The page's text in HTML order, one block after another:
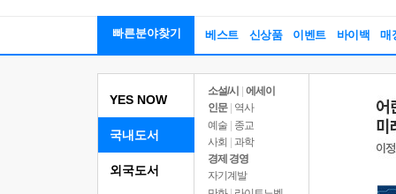
빠른분야찾기 베스트 신상품 이벤트 바이백 매
YES NOW
국내도서
소설/시
에세이
인문
역사
예술 | 종교
사회 | 과학
경제 경영
자기계발
외국도서